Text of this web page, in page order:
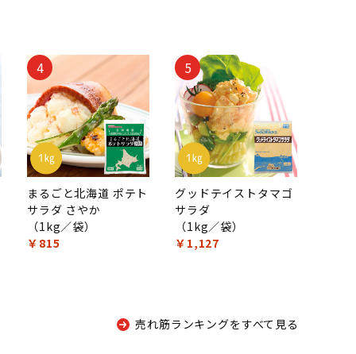
4
まるごと北海道 ポテト
サラダ さやか
（1kg／袋）
￥815
5
グッドテイストタマゴ
サラダ
（1kg／袋）
￥1,127
売れ筋ランキングをすべて見る